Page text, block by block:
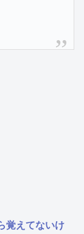
覚えてないけ